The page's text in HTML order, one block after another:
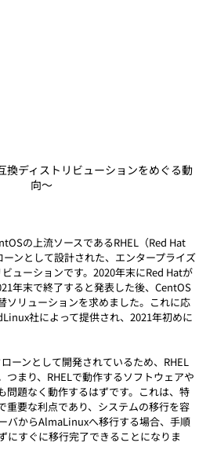
ディストリビューションをめぐる動
向〜
の上流ソースであるRHEL（Red Hat
ンとして設計された、エンタープライズ
ューションです。2020年末にRed Hatが
年末で終了すると発表した後、CentOS
ソリューションを求めました。これに応
社によって提供され、2021年初めに
ーンとして開発されているため、RHEL
つまり、RHELで動作するソフトウェアや
問題なく動作するはずです。これは、特
重要な利点であり、システムの移行を容
バからAlmaLinuxへ移行する場合、手順
にすぐに移行完了できることになりま